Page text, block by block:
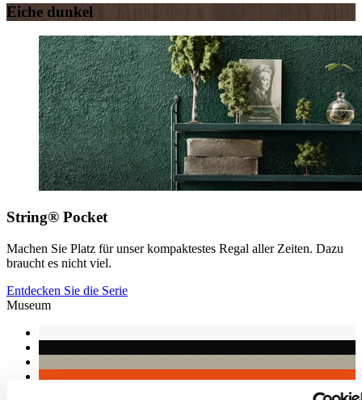
Eiche dunkel
String® Pocket
Machen Sie Platz für unser kompaktestes Regal aller Zeiten. Dazu
braucht es nicht viel.
Entdecken Sie die Serie
Museum